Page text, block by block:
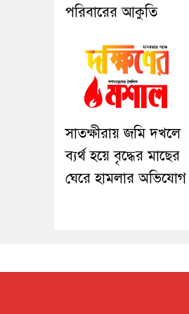
পরিবারের আকুতি
সাতক্ষীরায় জমি দখলে
ব্যর্থ হয়ে বৃদ্ধের মাছের
ঘেরে হামলার অভিযোগ